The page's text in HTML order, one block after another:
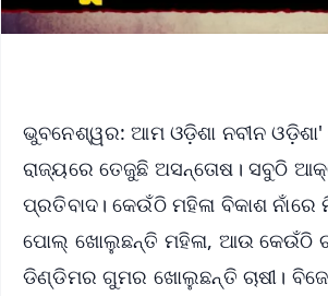
ଭୁବନେଶ୍ୱର: ଆମ ଓଡ଼ିଶା ନବୀନ ଓଡ଼ିଶା'
ରାଜ୍ୟରେ ତେଜୁଛି ଅସନ୍ତୋଷ। ସବୁଠି
ପ୍ରତିବାଦ। କେଉଁଠି ମହିଳା ବିକାଶ ନାଁରେ
ପୋଲ୍ ଖୋଲୁଛନ୍ତି ମହିଳା, ଆଉ କେଉଁଠି
ଡିଣ୍ଡିମର ଗୁମର ଖୋଲୁଛନ୍ତି ଚାଷୀ।